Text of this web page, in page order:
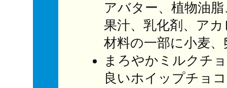
アバター、植物油
果汁、乳化剤、ア
材料の一部に小麦
まろやかミルクチ
良いホイップチョ